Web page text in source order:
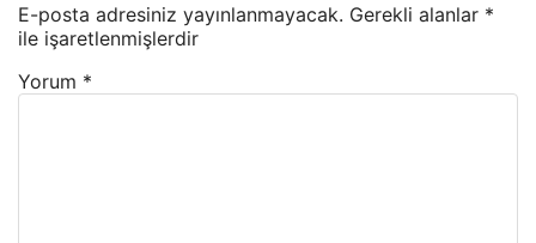
E-posta adresiniz yayınlanmayacak. Gerekli alanlar *
ile işaretlenmişlerdir
Yorum *